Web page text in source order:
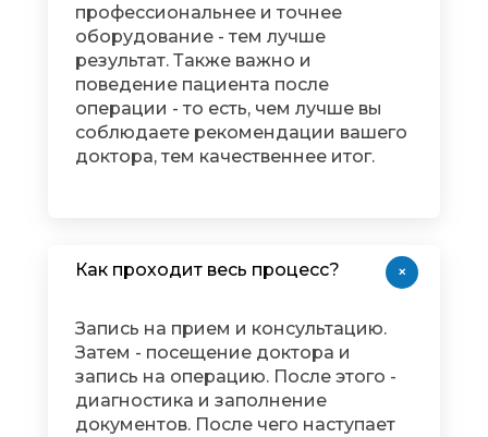
профессиональнее и точнее
оборудование - тем лучше
результат. Также важно и
поведение пациента после
операции - то есть, чем лучше вы
соблюдаете рекомендации вашего
доктора, тем качественнее итог.
Как проходит весь процесс?
Запись на прием и консультацию.
Затем - посещение доктора и
запись на операцию. После этого -
диагностика и заполнение
документов. После чего наступает
+